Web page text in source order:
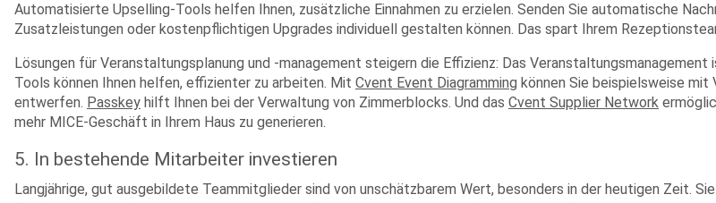
Automatisierte Upselling-Tools helfen Ihnen, zusätzliche Einnahmen zu erzielen. Senden Sie automatische
Zusatzleistungen oder kostenpflichtigen Upgrades individuell gestalten können. Das spart Ihrem
Lösungen für Veranstaltungsplanung und -management steigern die Effizienz: Das
Tools können Ihnen helfen, effizienter zu arbeiten. Mit Cvent Event Diagramming können Sie beispielsweise mit
entwerfen. Passkey hilft Ihnen bei der Verwaltung von Zimmerblocks. Und das Cvent Supplier Network
mehr MICE-Geschäft in Ihrem Haus zu generieren.
5. In bestehende Mitarbeiter investieren
Langjährige, gut ausgebildete Teammitglieder sind von unschätzbarem Wert, besonders in der heutigen Zeit.